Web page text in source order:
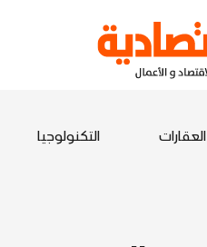
العقارات التكنولوجيا